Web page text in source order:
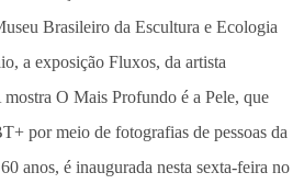
Brasileiro da Escultura e Ecologia
a exposição Fluxos, da artista
O Mais Profundo é a Pele, que
por meio de fotografias de pessoas da
anos, é inaugurada nesta sexta-feira no